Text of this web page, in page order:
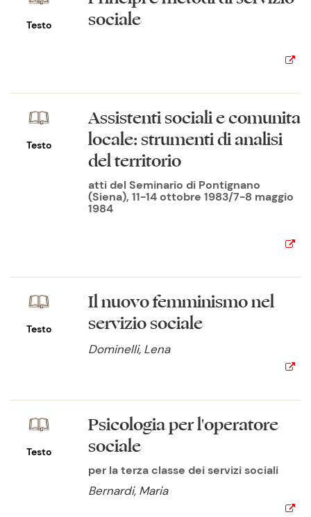
Testo
sociale
Testo
Assistenti sociali e comunità
locale: strumenti di analisi
del territorio
atti del Seminario di Pontignano
(Siena), 11-14 ottobre 1983/7-8 maggio
1984
Testo
Il nuovo femminismo nel
servizio sociale
Dominelli, Lena
Testo
Psicologia per l'operatore
sociale
per la terza classe dei servizi sociali
Bernardi, Maria